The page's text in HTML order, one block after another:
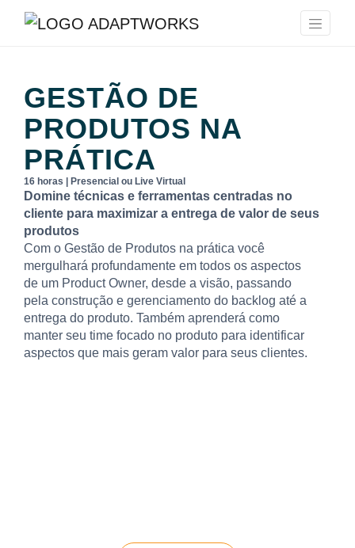
GESTÃO DE
PRODUTOS NA
PRÁTICA
16 horas | Presencial ou Live Virtual
Domine técnicas e ferramentas centradas no
cliente para maximizar a entrega de valor de seus
produtos
Com o Gestão de Produtos na prática você
mergulhará profundamente em todos os aspectos
de um Product Owner, desde a visão, passando
pela construção e gerenciamento do backlog até a
entrega do produto. Também aprenderá como
manter seu time focado no produto para identificar
aspectos que mais geram valor para seus clientes.